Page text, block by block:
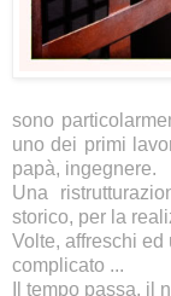
sono
uno dei primi
papà, ingegnere.
Una
storico, per la
Volte, affreschi
complicato ...
Il tempo passa, il